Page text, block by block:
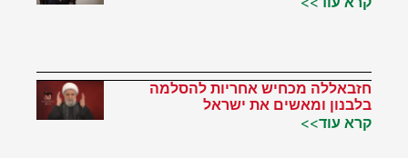
חזבאללה מכחיש אחריות להסלמה
בלבנון ומאשים את ישראל
קרא עוד>>